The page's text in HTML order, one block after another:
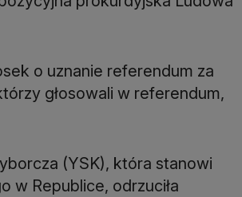
o uznanie referendum za
głosowali w referendum,
(YSK), która stanowi
w Republice, odrzuciła